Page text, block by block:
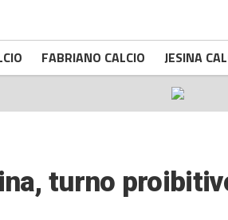
FABRIANO CALCIO JESINA
turno